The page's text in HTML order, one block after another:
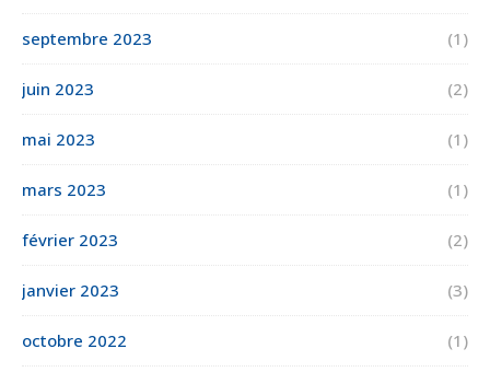
septembre 2023 (1)
juin 2023 (2)
mai 2023 (1)
mars 2023 (1)
février 2023 (2)
janvier 2023 (3)
octobre 2022 (1)